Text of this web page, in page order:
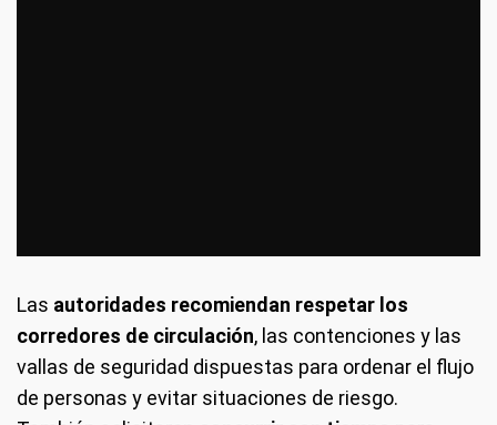
Las autoridades recomiendan respetar los
corredores de circulación, las contenciones y las
vallas de seguridad dispuestas para ordenar el flujo
de personas y evitar situaciones de riesgo.